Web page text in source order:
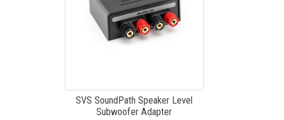
SVS SoundPath Speaker Level
Subwoofer Adapter